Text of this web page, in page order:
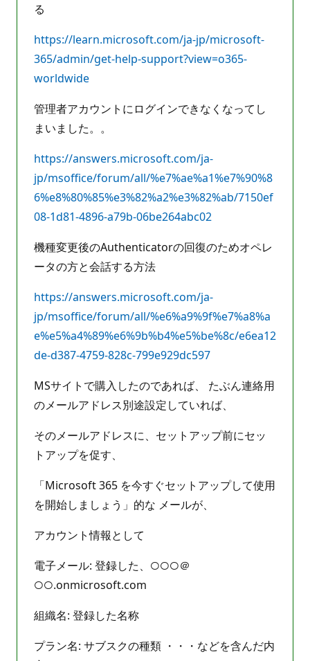
る
https://learn.microsoft.com/ja-jp/microsoft-
365/admin/get-help-support?view=o365-
worldwide
管理者アカウントにログインできなくなってし
まいました。。
https://answers.microsoft.com/ja-
jp/msoffice/forum/all/%e7%ae%a1%e7%90%8
6%e8%80%85%e3%82%a2%e3%82%ab/7150ef
08-1d81-4896-a79b-06be264abc02
機種変更後のAuthenticatorの回復のためオペレ
ータの方と会話する方法
https://answers.microsoft.com/ja-
jp/msoffice/forum/all/%e6%a9%9f%e7%a8%a
e%e5%a4%89%e6%9b%b4%e5%be%8c/e6ea12
de-d387-4759-828c-799e929dc597
MSサイトで購入したのであれば、 たぶん連絡用
のメールアドレス別途設定していれば、
そのメールアドレスに、セットアップ前にセッ
トアップを促す、
「Microsoft 365 を今すぐセットアップして使用
を開始しましょう」的な メールが、
アカウント情報として
電子メール: 登録した、○○○＠
○○.onmicrosoft.com
組織名: 登録した名称
プラン名: サブスクの種類 ・・・などを含んだ内